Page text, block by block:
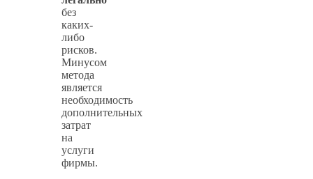
без
каких-
либо
рисков.
Минусом
метода
является
необходимость
дополнительных
затрат
на
услуги
фирмы.